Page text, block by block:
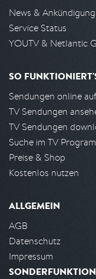
News &
Service Status
YOUTV & Netlantic
SO
Sendungen online
TV Sendungen
TV Sendungen
Suche im TV
Preise & Shop
Kostenlos nutzen
ALLGEMEIN
AGB
Datenschutz
Impressum